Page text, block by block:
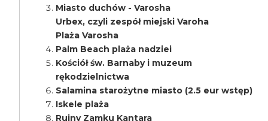
Miasto duchów - Varosha
Urbex, czyli zespół miejski Varoha
Plaża Varosha
Palm Beach plaża nadziei
Kościół św. Barnaby i muzeum
rękodzielnictwa
Salamina starożytne miasto (2.5 eur wstęp)
Iskele plaża
Ruiny Zamku Kantara